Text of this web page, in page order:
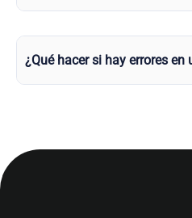
¿Qué hacer si hay errores en